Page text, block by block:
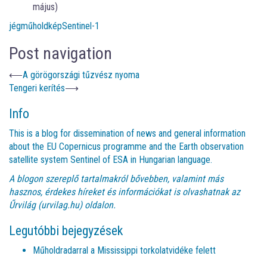
május)
jégműholdképSentinel-1
Post navigation
⟵A görögországi tűzvész nyoma
Tengeri kerítés⟶
Info
This is a blog for dissemination of news and general information
about the EU Copernicus programme and the Earth observation
satellite system Sentinel of ESA in Hungarian language.
A blogon szereplő tartalmakról bővebben, valamint más
hasznos, érdekes híreket és információkat is olvashatnak az
Űrvilág (urvilag.hu)oldalon.
Legutóbbi bejegyzések
Műholdradarral a Mississippi torkolatvidéke felett